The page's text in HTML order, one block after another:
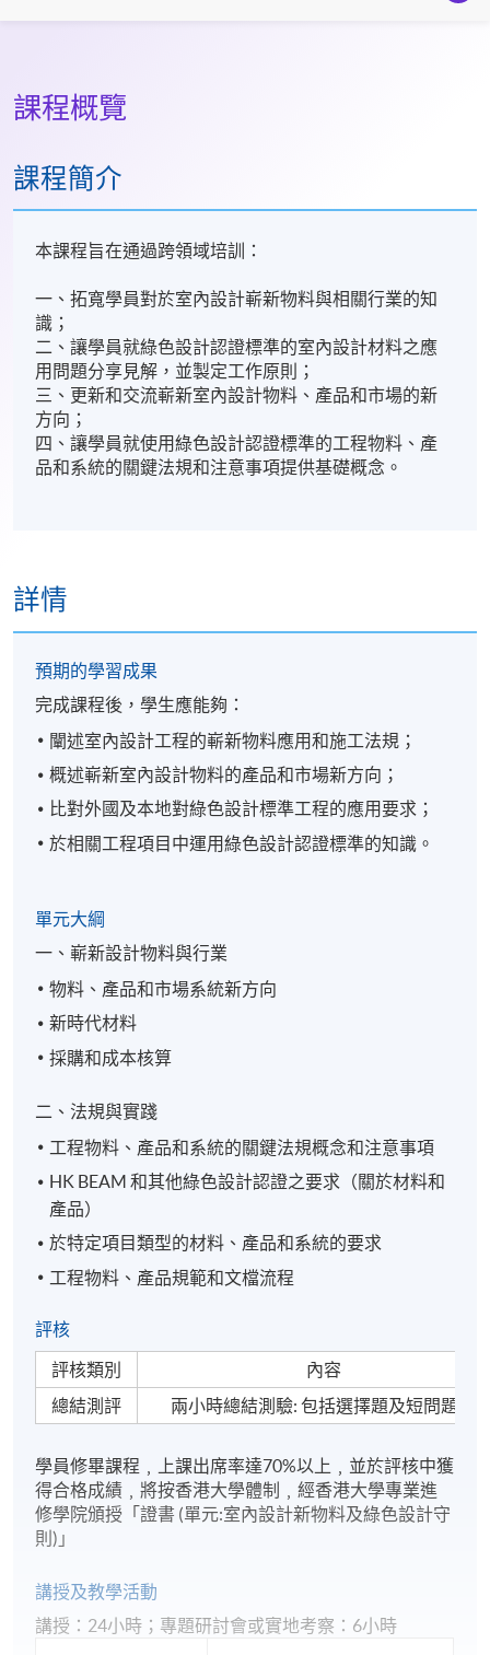
課程概覽
課程簡介
本課程旨在通過跨領域培訓：
一、拓寬學員對於室內設計嶄新物料與相關行業的知
識；
二、讓學員就綠色設計認證標準的室內設計材料之應
用問題分享見解，並製定工作原則；
三、更新和交流嶄新室內設計物料、產品和市場的新
方向；
四、讓學員就使用綠色設計認證標準的工程物料、產
品和系統的關鍵法規和注意事項提供基礎概念。
詳情
預期的學習成果
完成課程後，學生應能夠：
闡述室內設計工程的嶄新物料應用和施工法規；
概述嶄新室內設計物料的產品和市場新方向；
比對外國及本地對綠色設計標準工程的應用要求；
於相關工程項目中運用綠色設計認證標準的知識。
單元大綱
一、嶄新設計物料與行業
物料、產品和市場系統新方向
新時代材料
採購和成本核算
二、法規與實踐
工程物料、產品和系統的關鍵法規概念和注意事項
HK BEAM 和其他綠色設計認證之要求（關於材料和
產品）
於特定項目類型的材料、產品和系統的要求
工程物料、產品規範和文檔流程
評核
評核類別
內容
總結測評
兩小時總結測驗: 包括選擇題及短問題
學員修畢課程﹐上課出席率達70%以上﹐並於評核中獲
得合格成績﹐將按香港大學體制﹐經香港大學專業進
修學院頒授「證書 (單元:室內設計新物料及綠色設計守
則)」
講授及教學活動
講授：24小時；專題研討會或實地考察：6小時